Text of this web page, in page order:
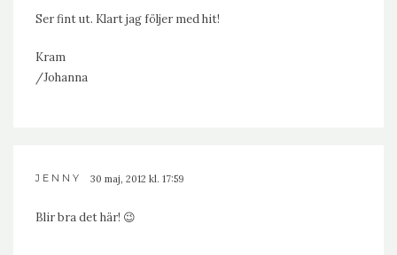
Ser fint ut. Klart jag följer med hit!
Kram
/Johanna
JENNY 30 maj, 2012 kl. 17:59
Blir bra det här! 😉